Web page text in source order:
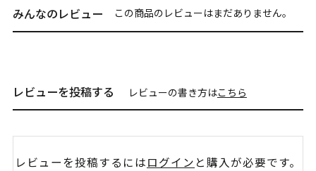
みんなのレビュー この商品のレビューはまだありません。
レビューを投稿する レビューの書き方はこちら
レビューを投稿するにはログイン と購入が必要です。